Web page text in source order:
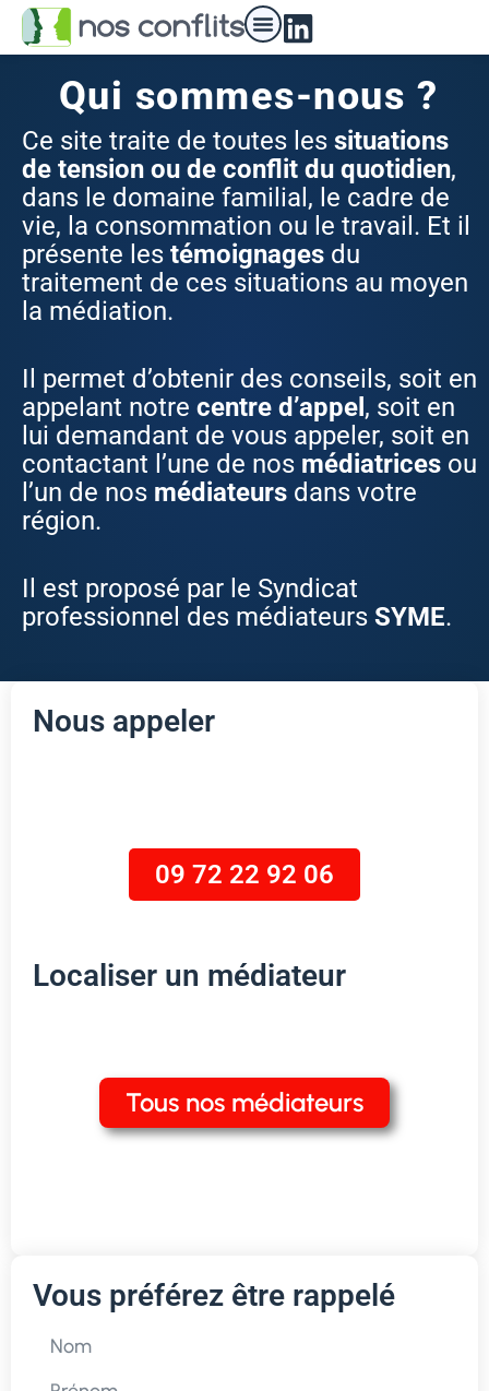
Qui sommes-nous ?
Ce site traite de toutes les situations
de tension ou de conflit du quotidien,
dans le domaine familial, le cadre de
vie, la consommation ou le travail. Et il
présente les témoignages du
traitement de ces situations au moyen
la médiation.
Il permet d’obtenir des conseils, soit en
appelant notre centre d’appel , soit en
lui demandant de vous appeler, soit en
contactant l’une de nos médiatrices ou
l’un de nos médiateurs dans votre
région.
Il est proposé par le Syndicat
professionnel des médiateurs SYME.
Nous appeler
09 72 22 92 06
Localiser un médiateur
Tous nos médiateurs
Vous préférez être rappelé